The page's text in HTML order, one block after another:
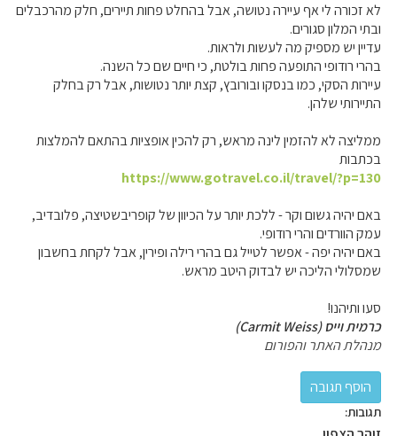
לא זכורה לי אף עיירה נטושה, אבל בהחלט פחות תיירים, חלק מהרכבלים
ובתי המלון סגורים.
עדיין יש מספיק מה לעשות ולראות.
בהרי רודופי התופעה פחות בולטת, כי חיים שם כל השנה.
עיירות הסקי, כמו בנסקו ובורובץ, קצת יותר נטושות, אבל רק בחלק
התיירותי שלהן.
ממליצה לא להזמין לינה מראש, רק להכין אופציות בהתאם להמלצות
בכתבות
https://www.gotravel.co.il/travel/?p=130
באם יהיה גשום וקר - ללכת יותר על הכיוון של קופריבשטיצה, פלובדיב,
עמק הוורדים והרי רודופי.
באם יהיה יפה - אפשר לטייל גם בהרי רילה ופירין, אבל לקחת בחשבון
שמסלולי הליכה יש לבדוק היטב מראש.
סעו ותיהנו!
כרמית וייס (Carmit Weiss)
מנהלת האתר והפורום
תגובות: